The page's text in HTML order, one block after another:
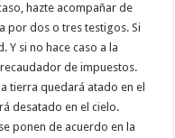
hazte acompañar de
por dos o tres testigos. Si
Y si no hace caso a la
de impuestos.
tierra quedará atado en el
desatado en el cielo.
ponen de acuerdo en la